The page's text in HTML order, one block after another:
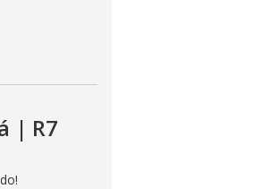
| R7